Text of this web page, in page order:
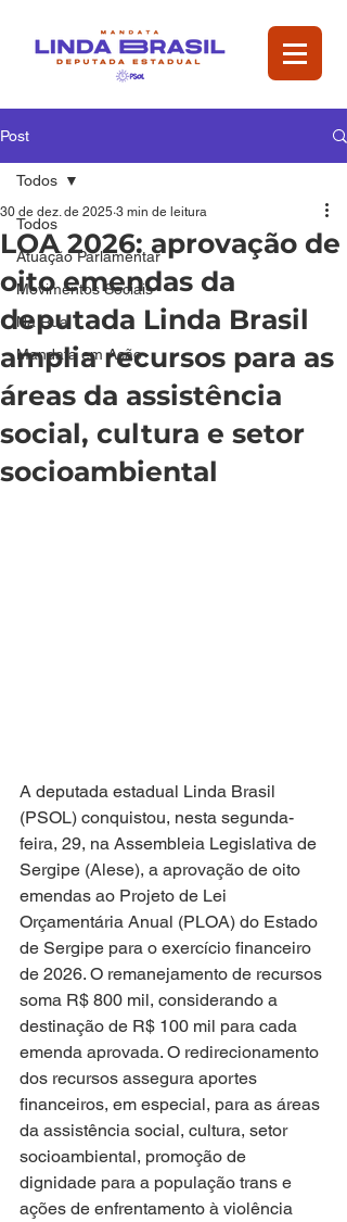
Post
Todos
Atuação Parlamentar
Movimentos Sociais
Na Rua
Mandata em Ação
Todos
LOA 2026: aprovação de
oito emendas da
deputada Linda Brasil
amplia recursos para as
áreas da assistência
social, cultura e setor
socioambiental
30 de dez. de 2025 3 min de leitura
A deputada estadual Linda Brasil
(PSOL) conquistou, nesta segunda-
feira, 29, na Assembleia Legislativa de
Sergipe (Alese), a aprovação de oito
emendas ao Projeto de Lei
Orçamentária Anual (PLOA) do Estado
de Sergipe para o exercício financeiro
de 2026. O remanejamento de recursos
soma R$ 800 mil, considerando a
destinação de R$ 100 mil para cada
emenda aprovada. O redirecionamento
dos recursos assegura aportes
financeiros, em especial, para as áreas
da assistência social, cultura, setor
socioambiental, promoção de
dignidade para a população trans e
ações de enfrentamento à violência